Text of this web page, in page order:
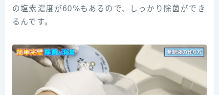
の塩素濃度が60%もあるので、しっかり除菌ができ
るんです。